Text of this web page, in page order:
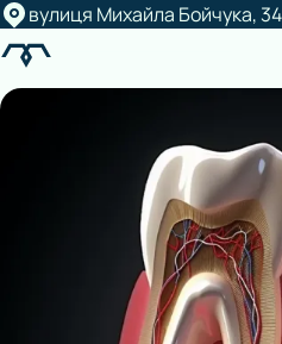
вулиця Михайла Бойчука,